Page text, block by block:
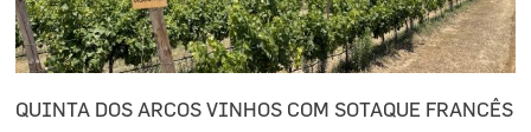
QUINTA DOS ARCOS VINHOS COM SOTAQUE FRANCÊS